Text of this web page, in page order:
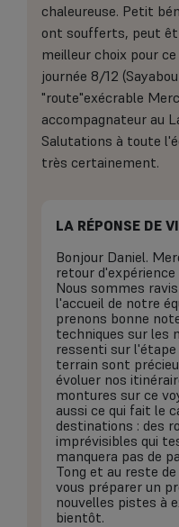
chaleureuse. Petit
ont soufferts, peut
meilleur choix pour
journée 8/12
"route"exécrable
accompagnateur au
Salutations à toute
très certainement.
LA RÉPONSE DE
Bonjour Daniel.
retour
Nous sommes
l'accueil de notre
prenons bonne
techniques sur les
ressenti sur
terrain sont
évoluer nos
montures sur ce
aussi ce qui fait le
destinations : des
imprévisibles qui
manquera pas de
Tong et au reste
vous préparer un
nouvelles pistes à
bientôt.